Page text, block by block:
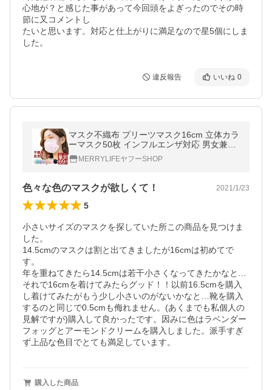
心地が？と感じた事があって今回頭をよぎったのでその時
節に又コメントし
たいと思います。対応と仕上がりに満足なので星5個にしま
した。
違反報告 いいね 0
マスク不織布 プリーツマスク16cm 立体カラ
ーマスク50枚 インフルエンザ対応 男女兼用
使い捨て快適呼吸20色以上 高品質10枚ずつ
梱包5袋入り 日本認証JIS規格
MERRYLIFEヤフーSHOP
色々な色のマスクが欲しくて！ 2021/1/23
5
小さいサイズのマスクを探していた所この商品を見つけま
した。
14.5cmのマスクは割と出てきましたが16cmは初めてで
す。
年を重ねてきたら14.5cmは若干小さくなってきたかなと…
それで16cmを着けてみたらグッド！！以前16.5cmを購入
し着けてみたがもう少し小さいのがないかなと…靴を購入
するのと同じで0.5cmも侮れません。(あくまでも私個人の
見解ですが)購入して良かったです。因みに色はラベンダー
フォッグとアーモンドクリームを購入しました。派手すぎ
ず上品な色目でとても満足しています。
購入した商品